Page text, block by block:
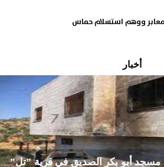
ووهم استسلام حماس
أخبار
مسجد أبو بكر الصديق في قرية ”تل”